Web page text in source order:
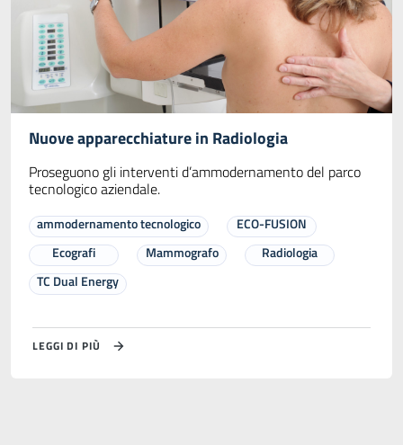
Nuove apparecchiature in Radiologia
Proseguono gli interventi d’ammodernamento del parco
tecnologico aziendale.
ammodernamento tecnologico
ECO-FUSION
Ecografi
Mammografo
Radiologia
TC Dual Energy
LEGGI DI PIÙ